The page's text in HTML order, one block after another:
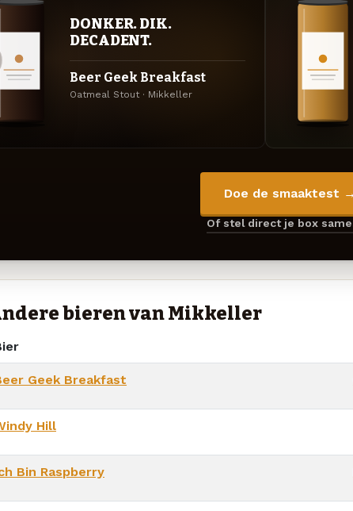
DONKER. DIK.
DECADENT.
Beer Geek Breakfast
Oatmeal Stout · Mikkeller
Doe de smaaktest →
Of stel direct je box
bieren van Mikkeller
Geek Breakfast
Hill
Bin Raspberry